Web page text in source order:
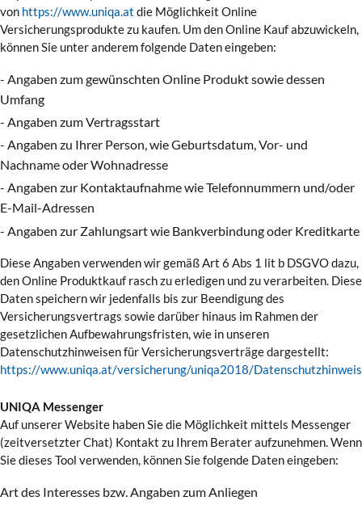
von https://www.uniqa.at die Möglichkeit Online
Versicherungsprodukte zu kaufen. Um den Online Kauf abzuwickeln,
können Sie unter anderem folgende Daten eingeben:
- Angaben zum gewünschten Online Produkt sowie dessen
Umfang
- Angaben zum Vertragsstart
- Angaben zu Ihrer Person, wie Geburtsdatum, Vor- und
Nachname oder Wohnadresse
- Angaben zur Kontaktaufnahme wie Telefonnummern und/oder
E-Mail-Adressen
- Angaben zur Zahlungsart wie Bankverbindung oder Kreditkarte
Diese Angaben verwenden wir gemäß Art 6 Abs 1 lit b DSGVO dazu,
den Online Produktkauf rasch zu erledigen und zu verarbeiten. Diese
Daten speichern wir jedenfalls bis zur Beendigung des
Versicherungsvertrags sowie darüber hinaus im Rahmen der
gesetzlichen Aufbewahrungsfristen, wie in unseren
Datenschutzhinweisen für Versicherungsverträge dargestellt:
https://www.uniqa.at/versicherung/uniqa2018/
UNIQA Messenger
Auf unserer Website haben Sie die Möglichkeit mittels Messenger
(zeitversetzter Chat) Kontakt zu Ihrem Berater aufzunehmen. Wenn
Sie dieses Tool verwenden, können Sie folgende Daten eingeben:
Art des Interesses bzw. Angaben zum Anliegen